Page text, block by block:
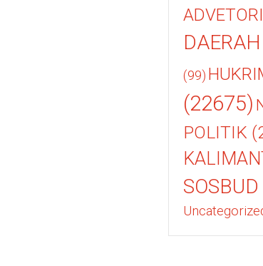
DAERAH
(99)
(22675)
POLITIK
SOSBUD